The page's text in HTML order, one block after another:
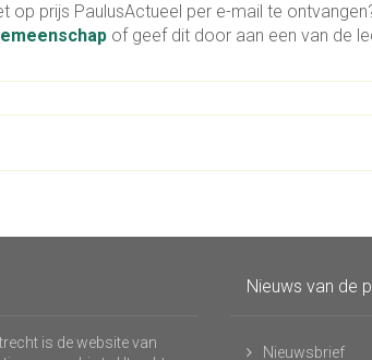
op prijs PaulusActueel per e-mail te
of geef dit door aan een van de
is de website van
Nieuws van de
Nieuwsbrief